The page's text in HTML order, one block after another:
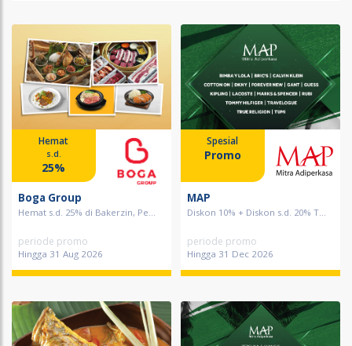
Hemat
s.d.
25%
Boga Group
Hemat s.d. 25% di Bakerzin, Pe...
periode promo
Hingga 31 Aug 2026
Spesial
Promo
MAP
Diskon 10% + Diskon s.d. 20% T...
periode promo
Hingga 31 Dec 2026